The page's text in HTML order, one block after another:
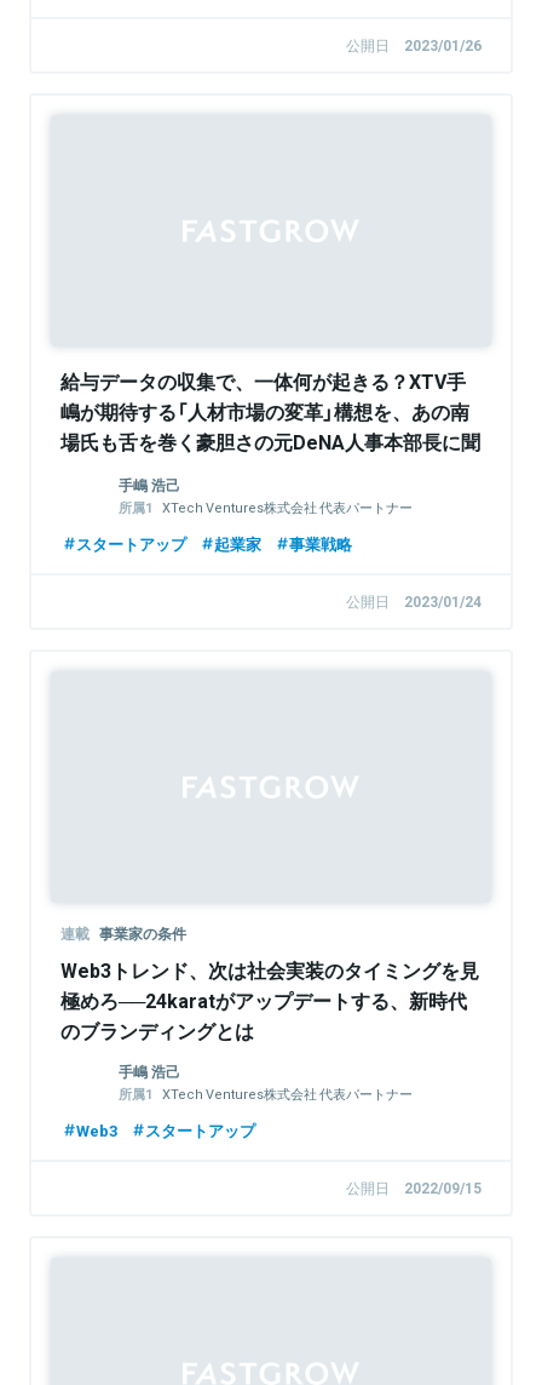
公開日 2023/01/26
給与データの収集で、一体何が起きる？XTV手
嶋が期待する「人材市場の変革」構想を、あの南
場氏も舌を巻く豪胆さの元DeNA人事本部長に聞
手嶋 浩己
XTech Ventures株式会社 代表パートナー
スタートアップ 起業家 事業戦略
公開日 2023/01/24
連載 事業家の条件
Web3トレンド、次は社会実装のタイミングを見
極めろ──24karatがアップデートする、新時代
のブランディングとは
手嶋 浩己
XTech Ventures株式会社 代表パートナー
Web3 スタートアップ
公開日 2022/09/15